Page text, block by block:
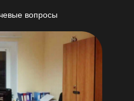
вопросы